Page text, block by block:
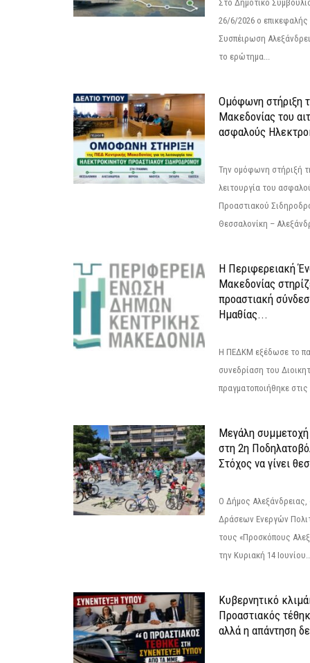
Στο Δημοτικό
26/6/2026 ο
Συσπέιρωση
το ερώτημα...
Ομόφωνη στήριξη
Μακεδονίας του
ασφαλούς
Την ομόφωνη στήριξή
λειτουργία του
Προαστιακού
Θεσσαλονίκη –
Η Περιφερειακή
Μακεδονίας
προαστιακή
Ημαθίας...
Η ΠΕΔΚΜ εξέδωσε το
συνεδρίαση του
πραγματοποιήθηκε
Μεγάλη συμμετοχή
στη 2η
Στόχος να γίνει
Ο Δήμος Αλεξάνδρειας,
Δράσεων Ενεργών
τους «Προσκόπους
την Κυριακή 14
Κυβερνητικό
Προαστιακός
αλλά η απάντηση